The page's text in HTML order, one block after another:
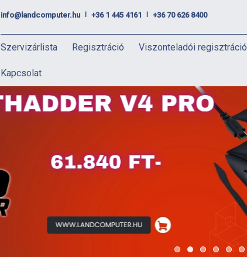
info@landcomputer.hu +36 1 445 4161 +36 70 626 8400
Szervizárlista Regisztráció Viszonteladói regisztráció
Kapcsolat